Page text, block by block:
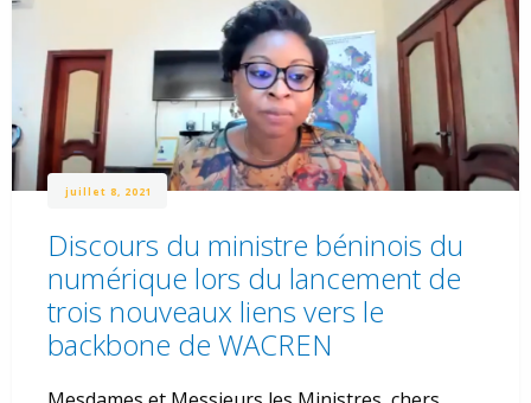
juillet 8, 2021
Discours du ministre béninois du
numérique lors du lancement de
trois nouveaux liens vers le
backbone de WACREN